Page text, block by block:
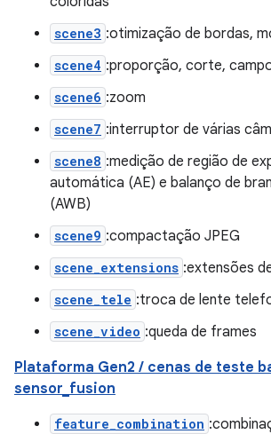
scene3 :otimização de bordas,
scene4 :proporção, corte,
scene6 :zoom
scene7 :interruptor de várias
scene8 :medição de região de
automática (AE) e balanço de
(AWB)
scene9 :compactação JPEG
scene_extensions :extensões
scene_tele :troca de lente
scene_video :queda de frames
Plataforma Gen2 / cenas de teste
sensor_fusion
feature_combination